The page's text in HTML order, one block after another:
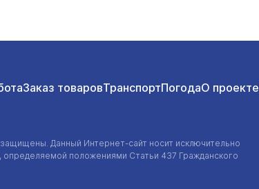
Заказ товаровТранспортПогодаО проекте
защищены. Данный Интернет-сайт носит исключительно
определяемой положениями Статьи 437 Гражданского